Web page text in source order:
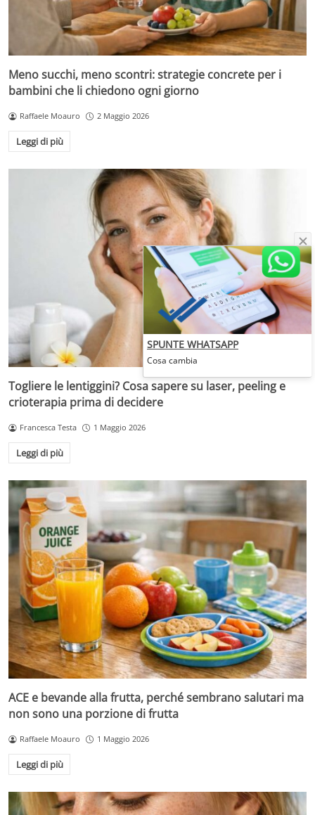
Meno succhi, meno scontri: strategie concrete per i
bambini che li chiedono ogni giorno
Raffaele Moauro 2 Maggio 2026
Leggi di più
Togliere le lentiggini? Cosa sapere su laser, peeling e
crioterapia prima di decidere
Francesca Testa 1 Maggio 2026
Leggi di più
ACE e bevande alla frutta, perché sembrano salutari ma
non sono una porzione di frutta
Raffaele Moauro 1 Maggio 2026
Leggi di più
SPUNTE WHATSAPP
Cosa cambia